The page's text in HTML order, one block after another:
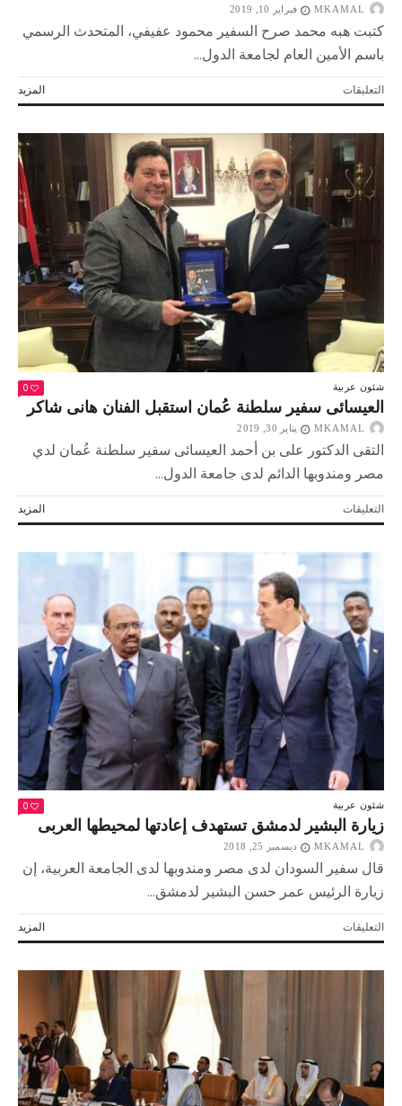
MKAMAL فبراير 10, 2019
كتبت هبه محمد صرح السفير محمود عفيفي، المتحدث الرسمي
باسم الأمين العام لجامعة الدول...
المزيد التعليقاتعلى
أبو
يزور
بيروت
مساء
اليوم
دعم
الجامعة
للبنان
والترحيب
بتشكيل
الحكومة
الجديدة
شئون عربية 0
العيسائى سفير سلطنة عُمان استقبل الفنان هانى شاكر
MKAMAL يناير 30, 2019
التقى الدكتور على بن أحمد العيسائى سفير سلطنة عُمان لدي
مصر ومندوبها الدائم لدى جامعة الدول...
المزيد التعليقاتعلى
العيسائى
سلطنة
عُمان
استقبل
الفنان
هانى
شاكر
مغلقة
شئون عربية 0
زيارة البشير لدمشق تستهدف إعادتها لمحيطها العربى
MKAMAL ديسمبر 25, 2018
قال سفير السودان لدى مصر ومندوبها لدى الجامعة العربية، إن
زيارة الرئيس عمر حسن البشير لدمشق...
المزيد التعليقاتعلى
زيارة